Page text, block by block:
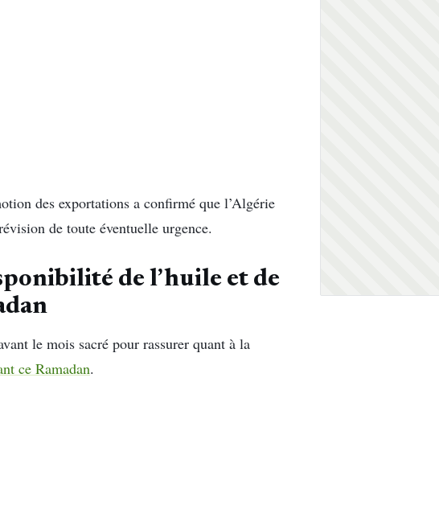
des exportations a confirmé que l’Algérie
de toute éventuelle urgence.
de l’huile et de
le mois sacré pour rassurer quant à la
ce Ramadan.